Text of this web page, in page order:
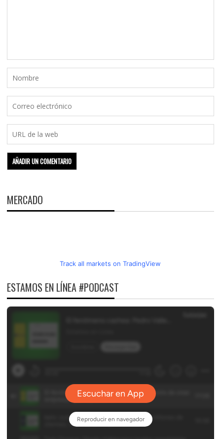
MERCADO
Track all markets on TradingView
ESTAMOS EN LÍNEA #PODCAST